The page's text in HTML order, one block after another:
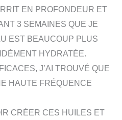
EN PROFONDEUR ET
3 SEMAINES QUE JE
EST BEAUCOUP PLUS
HYDRATÉE.
J’AI TROUVÉ QUE
HAUTE FRÉQUENCE
CRÉER CES HUILES ET